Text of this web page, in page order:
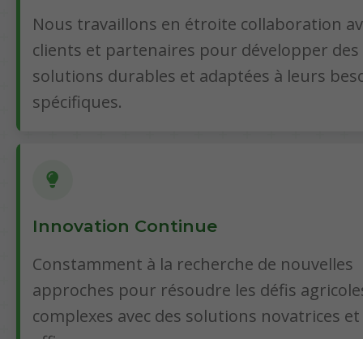
Nous travaillons en étroite collaboration
clients et partenaires pour développer des
solutions durables et adaptées à leurs
spécifiques.
Innovation Continue
Constamment à la recherche de nouvelles
approches pour résoudre les défis
complexes avec des solutions novatrices et